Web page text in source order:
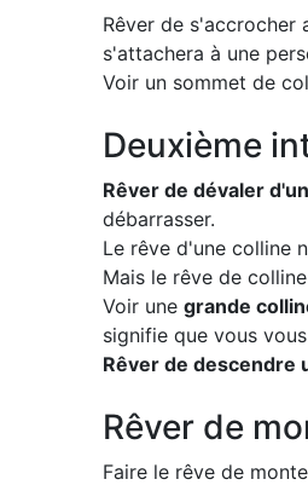
Rêver de s'accrocher
s'attachera à une
Voir un sommet de
Deuxième
Rêver de dévaler
débarrasser.
Le rêve d'une colline
Mais le rêve de
Voir une grande
signifie que vous
Rêver de descendre
Rêver de
Faire le rêve de